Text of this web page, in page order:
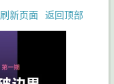
刷新页面 返回顶部